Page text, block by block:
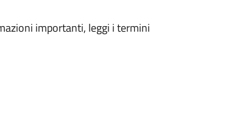
importanti, leggi i termini